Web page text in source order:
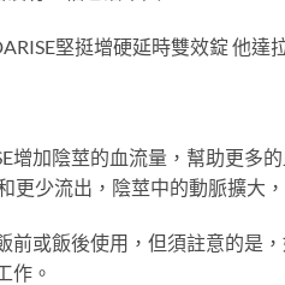
堅挺增硬延時雙效錠 他達
增加陰莖的血流量，幫助更多
更少流出，陰莖中的動脈擴大
前或飯後使用，但須註意的是
作。